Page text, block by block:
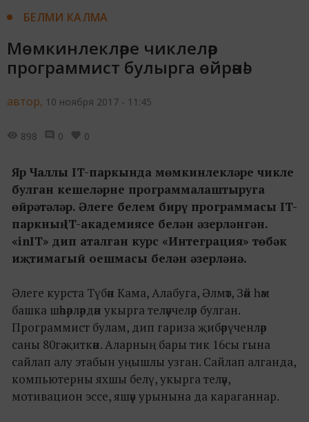
БЕЛМИ КАЛМА
Мөмкинлекләре чиклеләр
программист булырга өйрәнә!
автор, 10 ноября 2017 - 11:45
898 0 0
Яр Чаллы IT-паркында мөмкинлекләре чикле
булган кешеләрне программалаштыруга
өйрәтәләр. Әлеге белем бирү программасы IT-
паркның IT-академиясе белән әзерләнгән.
«inIT» дип аталган курс «Интеграция» төбәк
иҗтимагый оешмасы белән әзерләнә.
Әлеге курста Түбән Кама, Алабуга, Әлмәт, Зәй һәм
башка шәһәрләрдән укырга теләүчеләр булган.
Программист булам, дип гариза җибәрүченләр
саны 80гә җиткән. Аларның бары тик 16сы гына
сайлап алу этабын уңышлы узган. Сайлап алганда,
компьютерны яхшы белү, укырга теләү,
мотивацион эссе, яшәү урынына да караганнар.